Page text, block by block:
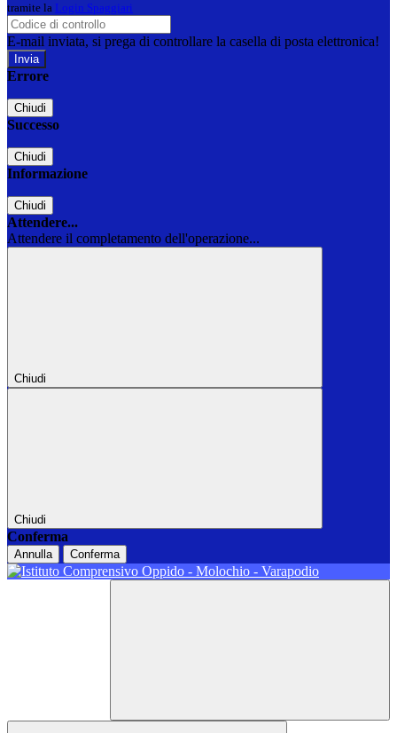
tramite la Login Spaggiari
E-mail inviata, si prega di controllare la casella di posta elettronica!
Errore
Chiudi
Successo
Chiudi
Informazione
Chiudi
Attendere...
Attendere il completamento dell'operazione...
Chiudi
Chiudi
Conferma
Annulla Conferma